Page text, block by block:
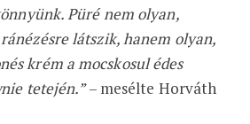
Püré nem olyan,
látszik, hanem olyan,
krém a mocskosul édes
tetején.”– mesélte Horváth